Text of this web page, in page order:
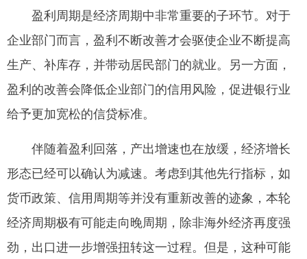
盈利周期是经济周期中非常重要的子环节。对于
企业部门而言，盈利不断改善才会驱使企业不断提高
生产、补库存，并带动居民部门的就业。另一方面，
盈利的改善会降低企业部门的信用风险，促进银行业
给予更加宽松的信贷标准。
伴随着盈利回落，产出增速也在放缓，经济增长
形态已经可以确认为减速。考虑到其他先行指标，如
货币政策、信用周期等并没有重新改善的迹象，本轮
经济周期极有可能走向晚周期，除非海外经济再度强
劲，出口进一步增强扭转这一过程。但是，这种可能